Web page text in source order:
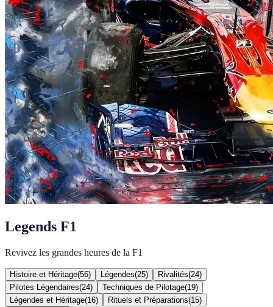
Legends F1
Revivez les grandes heures de la F1
Histoire et Héritage(56) Légendes(25) Rivalités(24)
Pilotes Légendaires(24) Techniques de Pilotage(19)
Légendes et Héritage(16) Rituels et Préparations(15)